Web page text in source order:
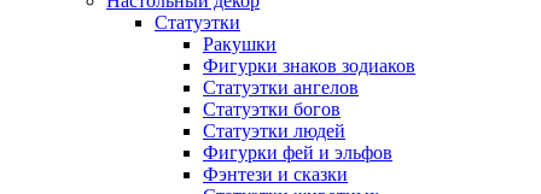
Статуэтки
Ракушки
Фигурки знаков зодиаков
Статуэтки ангелов
Статуэтки богов
Статуэтки людей
Фигурки фей и эльфов
Фэнтези и сказки